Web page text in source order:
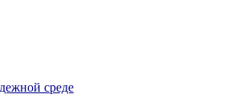
среде